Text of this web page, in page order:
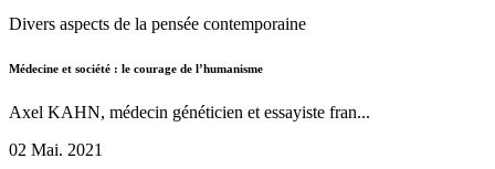
Divers aspects de la pensée contemporaine
Médecine et société : le courage de l’humanisme
Axel KAHN, médecin généticien et essayiste fran...
02 Mai. 2021